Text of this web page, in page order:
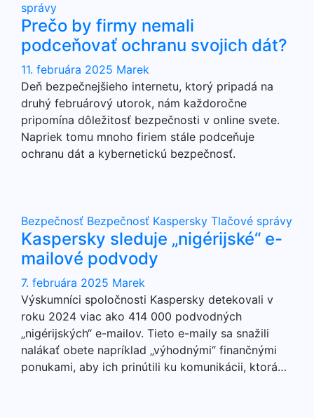
správy
Prečo by firmy nemali
podceňovať ochranu svojich dát?
11. februára 2025 Marek
Deň bezpečnejšieho internetu, ktorý pripadá na
druhý februárový utorok, nám každoročne
pripomína dôležitosť bezpečnosti v online svete.
Napriek tomu mnoho firiem stále podceňuje
ochranu dát a kybernetickú bezpečnosť.
Bezpečnosť Bezpečnosť Kaspersky Tlačové správy
Kaspersky sleduje „nigérijské“ e-
mailové podvody
7. februára 2025 Marek
Výskumníci spoločnosti Kaspersky detekovali v
roku 2024 viac ako 414 000 podvodných
„nigérijských“ e-mailov. Tieto e-maily sa snažili
nalákať obete napríklad „výhodnými“ finančnými
ponukami, aby ich prinútili ku komunikácii, ktorá…